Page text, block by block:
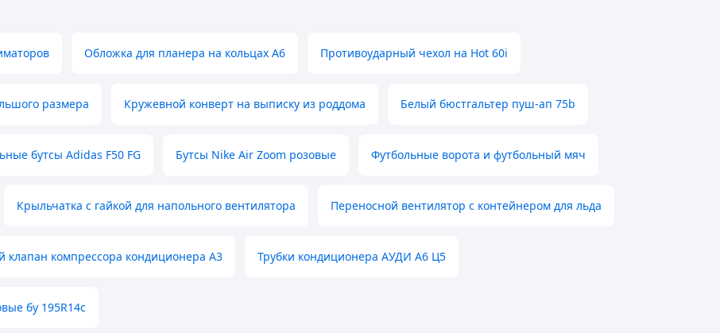
Обложка для планера на кольцах А6 Противоударный чехол на Hot 60i
размера Кружевной конверт на выписку из роддома Белый бюстгальтер пуш-ап 75b
бутсы Adidas F50 FG Бутсы Nike Air Zoom розовые Футбольные ворота и футбольный мяч
Крыльчатка с гайкой для напольного вентилятора Переносной вентилятор с контейнером для льда
клапан компрессора кондиционера А3 Трубки кондиционера АУДИ А6 Ц5
бу 195R14c